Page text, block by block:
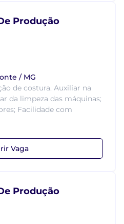
Produção
/ MG
de costura. Auxiliar na
da limpeza das máquinas;
Facilidade com
Vaga
Produção